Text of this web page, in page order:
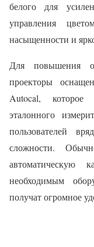
белого для
управления
насыщенности и
Для повышения
проекторы
Autocal, которое
эталонного
пользователей
сложности.
автоматическую
необходимым
получат огромное